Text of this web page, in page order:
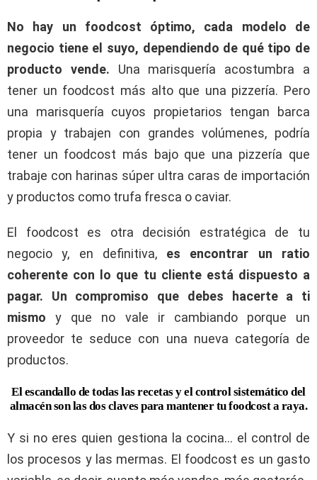
No hay un foodcost óptimo, cada modelo de
negocio tiene el suyo, dependiendo de qué tipo de
producto vende. Una marisquería acostumbra a
tener un foodcost más alto que una pizzería. Pero
una marisquería cuyos propietarios tengan barca
propia y trabajen con grandes volúmenes, podría
tener un foodcost más bajo que una pizzería que
trabaje con harinas súper ultra caras de importación
y productos como trufa fresca o caviar.
El foodcost es otra decisión estratégica de tu
negocio y, en definitiva, es encontrar un ratio
coherente con lo que tu cliente está dispuesto a
pagar. Un compromiso que debes hacerte a ti
mismo y que no vale ir cambiando porque un
proveedor te seduce con una nueva categoría de
productos.
El escandallo de todas las recetas y el control sistemático del
almacén son las dos claves para mantener tu foodcost a raya.
Y si no eres quien gestiona la cocina… el control de
los procesos y las mermas. El foodcost es un gasto